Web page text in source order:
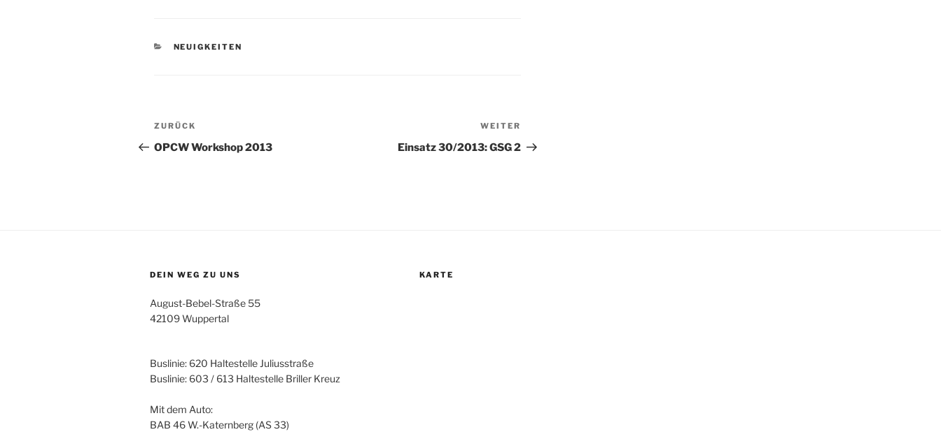
KATEGORIEN
NEUIGKEITEN
Beitragsnavigation
Vorheriger
Beitrag
ZURÜCK
OPCW Workshop 2013
Beitrag
WEITER
Einsatz 30/2013: GSG 2
DEIN WEG ZU UNS
August-Bebel-Straße 55
42109 Wuppertal
Buslinie: 620 Haltestelle Juliusstraße
Buslinie: 603 / 613 Haltestelle Briller Kreuz
Mit dem Auto:
BAB 46 W.-Katernberg (AS 33)
KARTE